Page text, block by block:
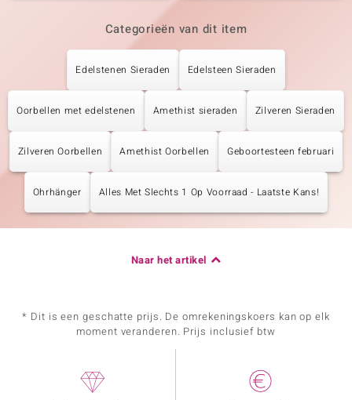
Categorieën van dit item
Edelstenen Sieraden Edelsteen Sieraden
Oorbellen met edelstenen Amethist sieraden Zilveren Sieraden
Zilveren Oorbellen Amethist Oorbellen Geboortesteen februari
Ohrhänger Alles Met Slechts 1 Op Voorraad - Laatste Kans!
Naar het artikel
* Dit is een geschatte prijs. De omrekeningskoers kan op elk
moment veranderen. Prijs inclusief btw